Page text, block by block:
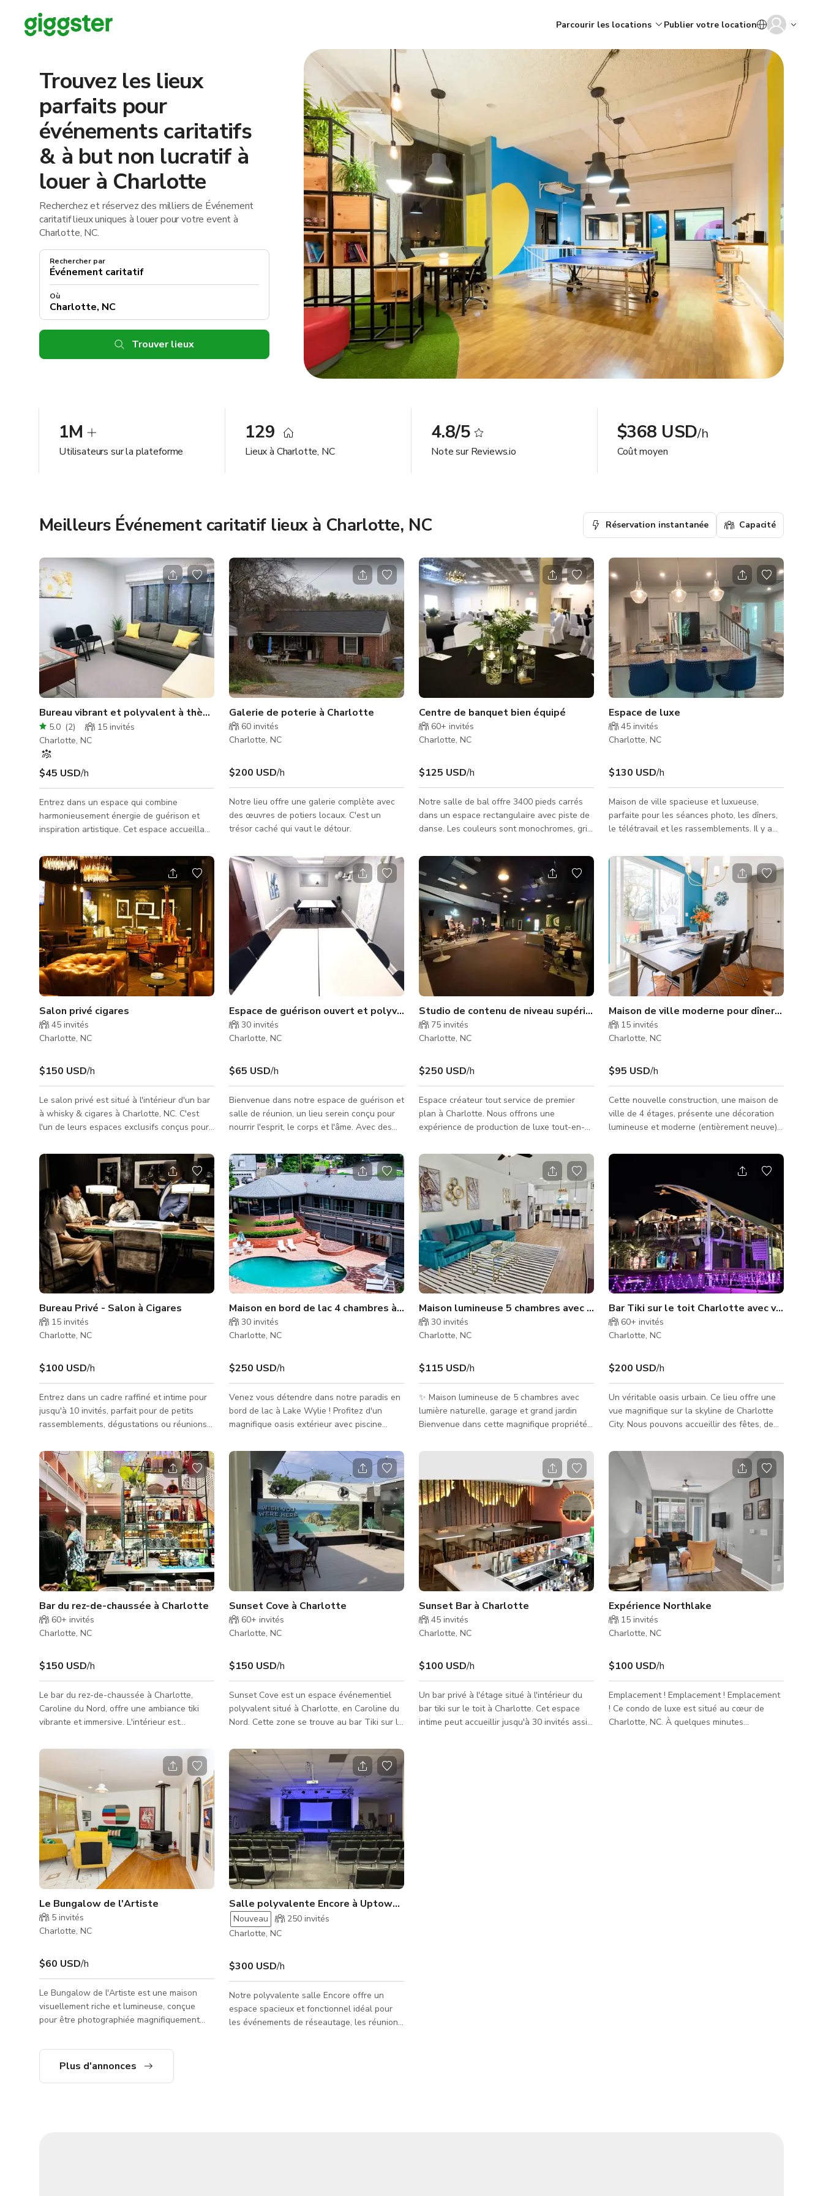
Parcourir les locations Publier votre location
Trouvez les lieux
parfaits pour
événements caritatifs
& à but non lucratif à
louer à Charlotte
Recherchez et réservez des milliers de Événement
caritatif lieux uniques à louer pour votre event à
Charlotte, NC.
Rechercher par
Où
Trouver lieux
1M
Utilisateurs sur la plateforme
129
Lieux à Charlotte, NC
4.8/5
Note sur Reviews.io
$368 USD/h
Coût moyen
Meilleurs Événement caritatif lieux à Charlotte, NC Réservation instantanée Capacité
Bureau vibrant et polyvalent à thème jaune
5.0 (2) 15 invités
Charlotte, NC
$45 USD/h
Entrez dans un espace qui combine
harmonieusement énergie de guérison et
inspiration artistique. Cet espace accueillant
des réunions productives ou capturer de
superbes photographies thématiques
colorées. Profitez de la chaleur et de la
luminosité des tons jaunes, inspirant la
créativité et favorisant une atmosphère
positive. Mais ce n'est pas tout ! Cet espace
sert également de lieu magnifique pour des
séances photo ! Avec 7 pièces/b
Galerie de poterie à Charlotte
60 invités
Charlotte, NC
$200 USD/h
Notre lieu offre une galerie complète avec
des œuvres de potiers locaux. C'est un
trésor caché qui vaut le détour.
Centre de banquet bien équipé
60+ invités
Charlotte, NC
$125 USD/h
Notre salle de bal offre 3400 pieds carrés
dans un espace rectangulaire avec piste de
danse. Les couleurs sont monochromes, gris
y a un bar séparé de 500 pieds carrés. Un
patio avec cheminée.
Espace de luxe
45 invités
Charlotte, NC
$130 USD/h
Maison de ville spacieuse et luxueuse,
parfaite pour les séances photo, les dîners,
le télétravail et les rassemblements. Il y a
dessus de la baignoire de jardin et une
grande douche à l'italienne. Les salles de
bains ont des plans de travail en quartz. Le
plan ouvert du rez-de-chaussée est parfait
pour recevoir. La cuisine dispose de toutes
les commodités nécessaires à tout cuisinier.
Le bureau est parfait pour les photos et
équipé d'une télé
Salon privé cigares
45 invités
Charlotte, NC
$150 USD/h
Le salon privé est situé à l'intérieur d'un bar
à whisky & cigares à Charlotte, NC. C'est
l'un de leurs espaces exclusifs conçus pour
de la zone principale du bar mais toujours
décoré avec les mêmes sièges en cuir haut
de gamme, un éclairage chaleureux et une
atmosphère raffinée.
Espace de guérison ouvert et polyvalent de Charlotte NC
30 invités
Charlotte, NC
$65 USD/h
Bienvenue dans notre espace de guérison et
salle de réunion, un lieu serein conçu pour
nourrir l'esprit, le corps et l'âme. Avec des
complétés par des tables blanches
élégantes, cet espace dégage un sentiment
de pureté et de tranquillité. C'est le cadre
parfait pour votre prochaine réunion, séance
de yoga ou séance photo thématique
captivante. Que vous cherchiez un espace
pour des discussions productives, des
pratiques conscientes ou une exp
Studio de contenu de niveau supérieur pour podcasts & reels
75 invités
Charlotte, NC
$250 USD/h
Espace créateur tout service de premier
plan à Charlotte. Nous offrons une
expérience de production de luxe tout-en-
entrepreneurs et marques prêts à élever
leur contenu à un niveau professionnel.
Situé au cœur de Charlotte, notre
installation ultramoderne est conçue pour la
production vidéo, podcast et contenu de
marque — offrant des réservations à l'heure
et des forfaits de services évolutifs. Que
vous lanciez un nouveau produit numér
Maison de ville moderne pour dîner &
15 invités
Charlotte, NC
$95 USD/h
Cette nouvelle construction, une maison de
ville de 4 étages, présente une décoration
lumineuse et moderne (entièrement neuve)
les dîners, les petites réunions de travail et
les séances photo. Il y a un jacuzzi sur la
jardin arrière est entièrement clôturé.
Bureau Privé - Salon à Cigares
15 invités
Charlotte, NC
$100 USD/h
Entrez dans un cadre raffiné et intime pour
jusqu'à 10 invités, parfait pour de petits
rassemblements, dégustations ou réunions
confortables, d'un éclairage d'ambiance et
d'une ventilation adaptée aux cigares,
l'espace offre à la fois intimité et
atmosphère, à l'écart du salon principal. Les
invités peuvent profiter de la sélection
complète de whisky et de cigares, avec la
possibilité d'un service dédié pour une
expérience plus personnalis�
Maison en bord de lac 4 chambres à Charlotte avec piscine, jacuzzi & véranda grillagée
30 invités
Charlotte, NC
$250 USD/h
Venez vous détendre dans notre paradis en
bord de lac à Lake Wylie ! Profitez d'un
magnifique oasis extérieur avec piscine
véranda grillagée et un quai privé où vous
pouvez amener votre propre bateau ou en
louer un auprès de notre partenaire
privilégié qui vous le livrera directement.
Éloignez-vous de tout en restant proche de
l'action dans ce paisible oasis lacustre ! ★★
CARACTÉRISTIQUES CLÉS ★★ ▪️ Piscine
étincelante + Ja
Maison lumineuse 5 chambres avec garage | Prête pour film & photo !
30 invités
Charlotte, NC
$115 USD/h
✨ Maison lumineuse de 5 chambres avec
lumière naturelle, garage et grand jardin
Bienvenue dans cette magnifique propriété
et le confort. Dès votre entrée, vous serez
accueilli par une abondance de lumière
naturelle, des espaces ouverts et une
esthétique moderne chaleureuse qui
rendent cette maison parfaite pour les
tournages de films, séances photo, petits
événements, réunions et productions
créatives. 🏡 L'espace Cette maison à deux
�
Bar Tiki sur le toit Charlotte avec vue sur la
60+ invités
Charlotte, NC
$200 USD/h
Un véritable oasis urbain. Ce lieu offre une
vue magnifique sur la skyline de Charlotte
City. Nous pouvons accueillir des fêtes, de
(petit événement privé) jusqu'à 300
personnes, avec des tarifs de location
d'espace adaptés à vos besoins. Nous
proposons également d'autres forfaits pour
répondre à vos besoins. Contactez-nous
pour discuter de la disponibilité et en savoir
plus. Le lieu dispose de places assises
intérieures et extérieures, d
Bar du rez-de-chaussée à Charlotte
60+ invités
Charlotte, NC
$150 USD/h
Le bar du rez-de-chaussée à Charlotte,
Caroline du Nord, offre une ambiance tiki
vibrante et immersive. L'intérieur est
suspendus et une interprétation moderne de
la décoration tropicale, offrant un cadre
animé mais confortable pour les clients. Les
invités peuvent profiter d'un menu diversifié
de cocktails artisanaux, comprenant des
boissons classiques et innovantes à base de
rhum, accompagnées d'une sélection de
petites bouchées. Cet espace e
Sunset Cove à Charlotte
60+ invités
Charlotte, NC
$150 USD/h
Sunset Cove est un espace événementiel
polyvalent situé à Charlotte, en Caroline du
Nord. Cette zone se trouve au bar Tiki sur le
totalité pour accueillir divers événements
privés. Le lieu offre des services de
restauration et de boissons internes pour
compléter toute occasion.
Sunset Bar à Charlotte
45 invités
Charlotte, NC
$100 USD/h
Un bar privé à l'étage situé à l'intérieur du
bar tiki sur le toit à Charlotte. Cet espace
intime peut accueillir jusqu'à 30 invités assis
Expérience Northlake
15 invités
Charlotte, NC
$100 USD/h
Emplacement ! Emplacement ! Emplacement
! Ce condo de luxe est situé au cœur de
Charlotte, NC. À quelques minutes
Le Bungalow de l'Artiste
5 invités
Charlotte, NC
$60 USD/h
Le Bungalow de l'Artiste est une maison
visuellement riche et lumineuse, conçue
pour être photographiée magnifiquement
œuvres d'art originales, des textures
superposées, des touches de couleur
créent un intérêt visuel instantané à la
Salle polyvalente Encore à Uptown Charlotte
Nouveau 250 invités
Charlotte, NC
$300 USD/h
Notre polyvalente salle Encore offre un
espace spacieux et fonctionnel idéal pour
les événements de réseautage, les réunions
Plus d'annonces